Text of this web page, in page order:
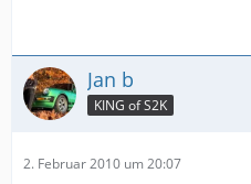
Jan b
KING of S2K
2. Februar 2010 um 20:07